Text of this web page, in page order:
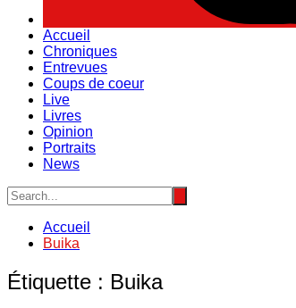
Accueil
Chroniques
Entrevues
Coups de coeur
Live
Livres
Opinion
Portraits
News
Accueil
Buika
Étiquette : Buika